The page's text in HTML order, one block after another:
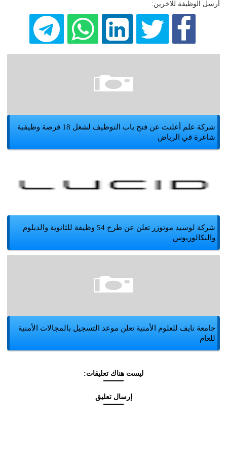
أرسل الوظيفة للاخرين:
شركة علم أعلنت عن فتح باب التوظيف لشغل 18 فرصة وظيفية
شاغرة في الرياض
شركة لوسيد موتوزر تعلن عن طرح 54 وظيفة للثانوية والدبلوم
والبكالوريوس
جامعة نايف للعلوم الأمنية تعلن موعد التسجيل بالمجالات الأمنية
للعام
ليست هناك تعليقات:
إرسال تعليق